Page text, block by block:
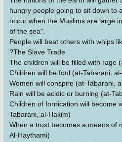
hungry people going to sit down to
occur when the Muslims are large
of the sea".
People will beat others with whips
?The Slave Trade
The children will be filled with rage
Children will be foul (at-Tabarani,
Women will conspire (at-Tabarani,
Rain will be acidic or burning (at-
Children of fornication will become
Tabarani, al-Hakim)
When a trust becomes a means of
Al-Haythami)